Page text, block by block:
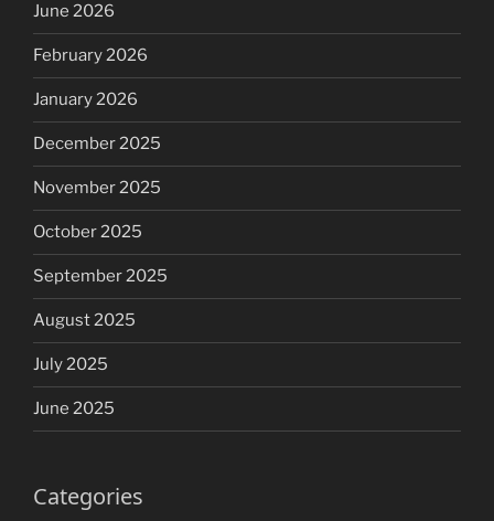
June 2026
February 2026
January 2026
December 2025
November 2025
October 2025
September 2025
August 2025
July 2025
June 2025
Categories